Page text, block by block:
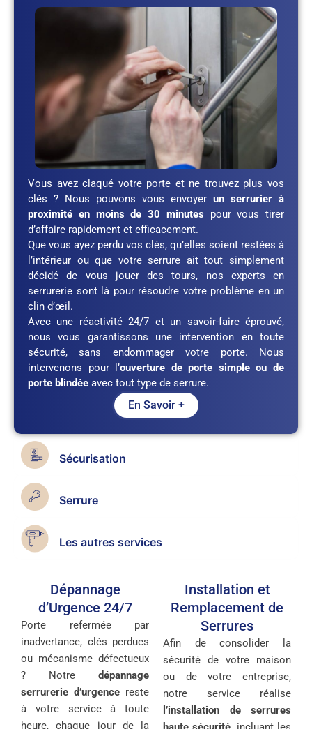
Vous avez claqué votre porte et ne trouvez plus vos
clés ? Nous pouvons vous envoyer un serrurier à
proximité en moins de 30 minutes pour vous tirer
d’affaire rapidement et efficacement.
Que vous ayez perdu vos clés, qu’elles soient restées à
l’intérieur ou que votre serrure ait tout simplement
décidé de vous jouer des tours, nos experts en
serrurerie sont là pour résoudre votre problème en un
clin d’œil.
Avec une réactivité 24/7 et un savoir-faire éprouvé,
nous vous garantissons une intervention en toute
sécurité, sans endommager votre porte. Nous
intervenons pour l’ouverture de porte simple ou de
porte blindée avec tout type de serrure.
En Savoir +
Sécurisation
Serrure
Les autres services
Dépannage
d’Urgence 24/7
Porte refermée par
inadvertance, clés perdues
ou mécanisme défectueux
? Notre dépannage
serrurerie d’urgence reste
à votre service à toute
heure, chaque jour de la
Installation et
Remplacement de
Serrures
Afin de consolider la
sécurité de votre maison
ou de votre entreprise,
notre service réalise
l’installation de serrures